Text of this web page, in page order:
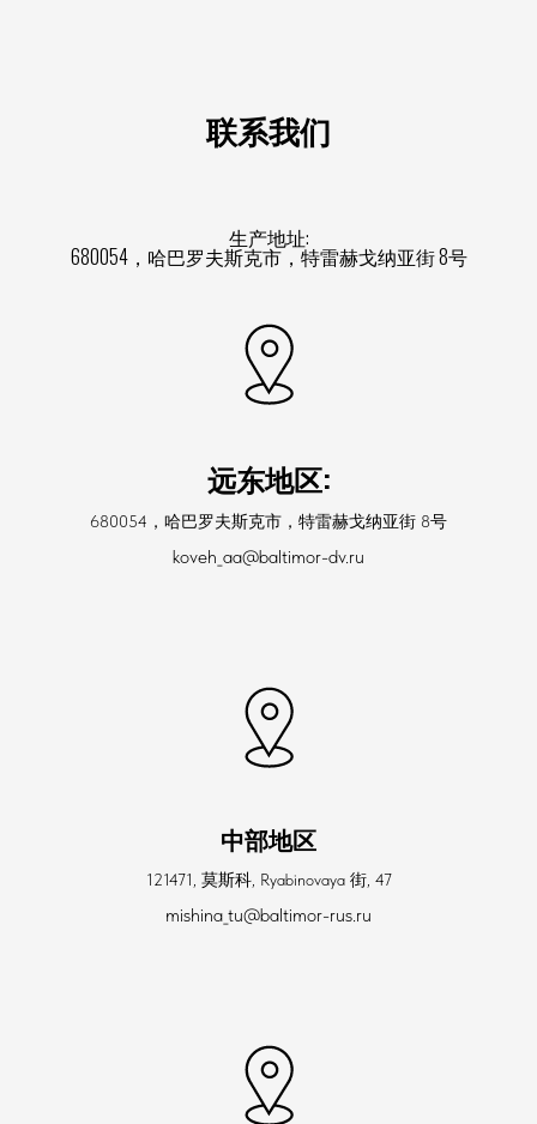
联系我们
生产地址:
680054，哈巴罗夫斯克市，特雷赫戈纳亚街 8号
远东地区:
680054，哈巴罗夫斯克市，特雷赫戈纳亚街 8号
koveh_aa@baltimor-dv.ru
中部地区
121471, 莫斯科, Ryabinovaya 街, 47
mishina_tu@baltimor-rus.ru